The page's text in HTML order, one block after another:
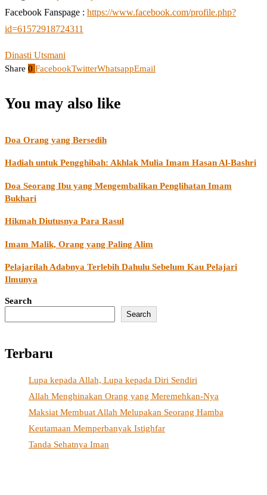
Facebook Fanspage : https://www.facebook.com/profile.php?
id=61572918724311
Dinasti Utsmani
Share 0 FacebookTwitterWhatsappEmail
You may also like
Doa Orang yang Bersedih
Hadiah untuk Pengghibah: Akhlak Mulia Imam Hasan Al-Bashri
Doa Seorang Ibu yang Mengembalikan Penglihatan Imam
Bukhari
Hikmah Diutusnya Para Rasul
Imam Malik, Orang yang Paling Alim
Pelajarilah Adabnya Terlebih Dahulu Sebelum Kau Pelajari
Ilmunya
Search
Search
Terbaru
Lupa kepada Allah, Lupa kepada Diri Sendiri
Allah Menghinakan Orang yang Meremehkan-Nya
Maksiat Membuat Allah Melupakan Seorang Hamba
Keutamaan Memperbanyak Istighfar
Tanda Sehatnya Iman